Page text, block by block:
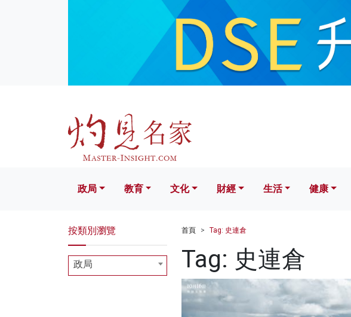
文化 財經 生活 健康
政局 教育 文化 財經 生活 健康
首頁 Tag: 史連倉
Tag: 史連倉
按類別瀏覽
政局